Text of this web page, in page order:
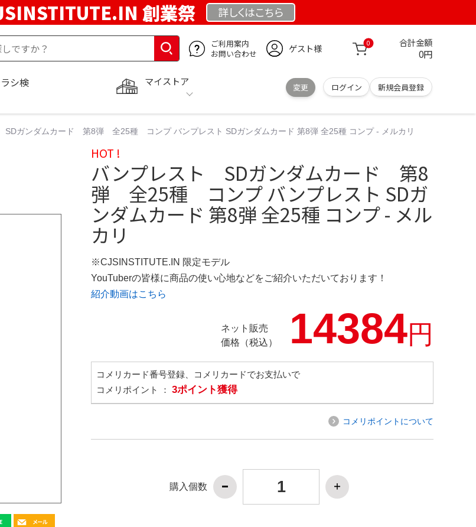
創業祭 詳しくはこちら
ご利用案内
お問い合わせ
ゲスト様 0 合計金額
0円
マイストア
変更 ログイン 新規会員登録
シ検
ガンダムカード 第8弾 全25種 コンプ バンプレスト SDガンダムカード 第8弾 全25種 コンプ - メルカリ
HOT !
バンプレスト SDガンダムカード 第8
弾 全25種 コンプ バンプレスト SDガ
ンダムカード 第8弾 全25種 コンプ - メル
カリ
※CJSINSTITUTE.IN 限定モデル
YouTuberの皆様に商品の使い心地などをご紹介いただいております！
紹介動画はこちら
ネット販売
価格（税込）
14384円
コメリカード番号登録、コメリカードでお支払いで
コメリポイント ： 3ポイント獲得
コメリポイントについて
購入個数